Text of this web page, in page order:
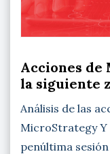
Acciones
la siguiente
Análisis de las
MicroStrategy Y
penúltima